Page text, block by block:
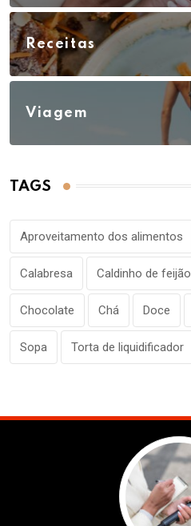
Receitas
Viagem
TAGS
Aproveitamento dos alimentos
Calabresa Caldinho de feijão
Chocolate Chá Doce
Sopa Torta de liquidificador